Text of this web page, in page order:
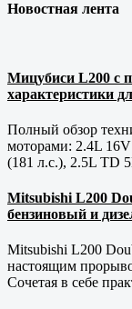
Новостная лента
Мицубиси L200 с
характеристики
Полный обзор
моторами: 2.4L
(181 л.с.), 2.5L TD
Mitsubishi L200
бензиновый и
Mitsubishi L200
настоящим
Сочетая в себе